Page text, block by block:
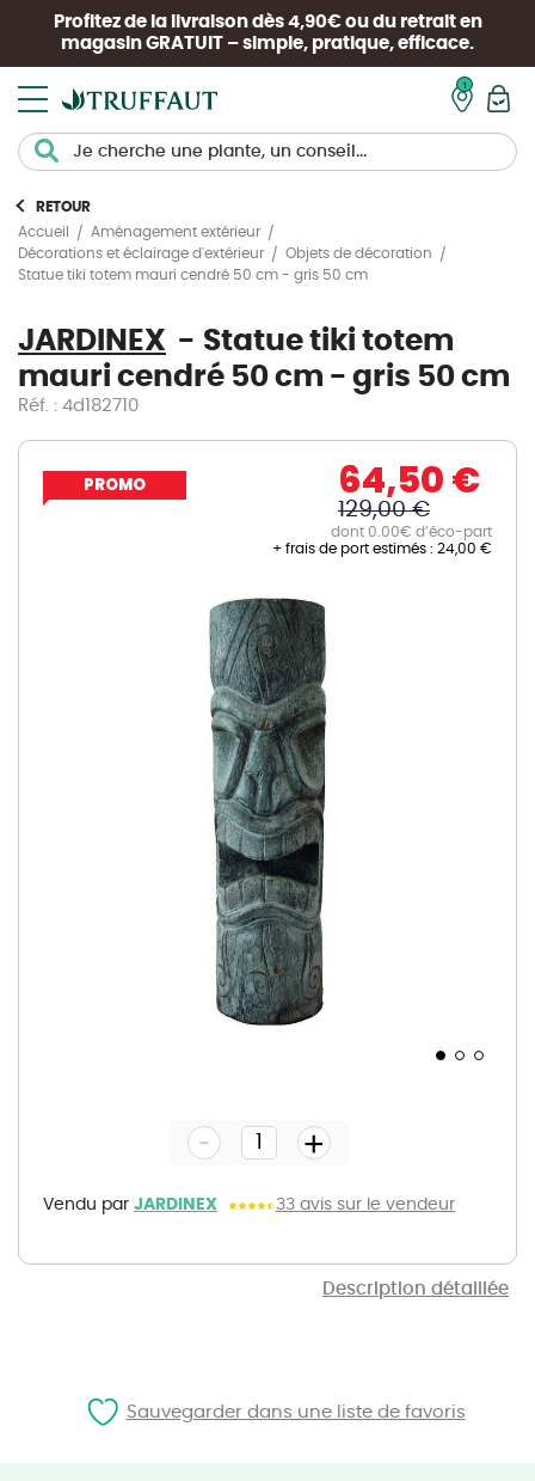
Profitez de la livraison dès 4,90€ ou du retrait en
magasin GRATUIT – simple, pratique, efficace.
RETOUR
Accueil
Aménagement extérieur
Décorations et éclairage d'extérieur
Objets de décoration
Statue tiki totem mauri cendré 50 cm - gris 50 cm
JARDINEX
Statue tiki totem
mauri cendré 50 cm - gris 50 cm
Réf. : 4d182710
Description détaillée
PROMO 64,50 €
129,00 €
dont 0.00€ d’éco-part
+ frais de port estimés : 24,00 €
gallery
Vendu par JARDINEX 33 avis sur le vendeur
- +
Sauvegarder dans une liste de favoris